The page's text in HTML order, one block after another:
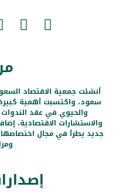
أنشئت جمعية الاقتصاد
سعود، واكتسبت أهمية
والحيوي في عقد الندوات
والاستشارات الاقتصادية،
جديد يطرأ في مجال